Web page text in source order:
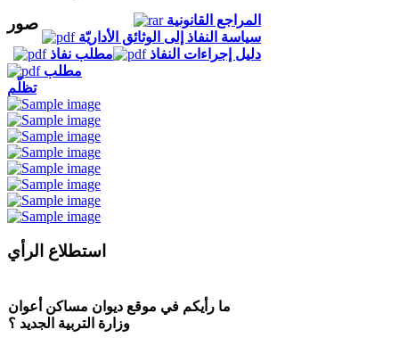
المراجع القانونية
سياسة النفاذ إلى الوثائق الأداريّة
دليل إجراءات النفاذ
مطلب نفاذ
مطلب
تظلّم
صور
استطلاع الرأي
ما رأيكم في موقع ديوان مساكن أعوان
وزارة التربية الجديد ؟